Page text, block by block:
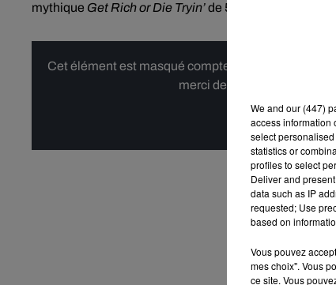
mythique Get Rich or Die Tryin’de 50 Cent.
Cet élément est masqué compte-tenu du refus du
merci de nous donner votre
We and our (447)
access information
select
statistics or
profiles to select
Deliver and
data such as IP
requested; Use
based on
Vous pouvez
mes choix". Vous
ce site. Vous